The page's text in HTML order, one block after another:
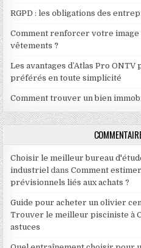
RGPD : les obligations des
Comment renforcer votre image
vêtements ?
Les avantages d’Atlas Pro
préférés en toute simplicité
Comment trouver un bien
Choisir le meilleur bureau
industriel dansComment
prévisionnels liés aux achats ?
Guide pour acheter un olivier
Trouver le meilleur pisciniste à
astuces